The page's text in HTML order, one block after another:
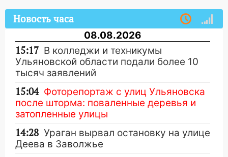
Новость часа
08.08.2026
15:17 В колледжи и техникумы
Ульяновской области подали более 10
тысяч заявлений
15:04 Фоторепортаж с улиц Ульяновска
после шторма: поваленные деревья и
затопленные улицы
14:28 Ураган вырвал остановку на улице
Деева в Заволжье